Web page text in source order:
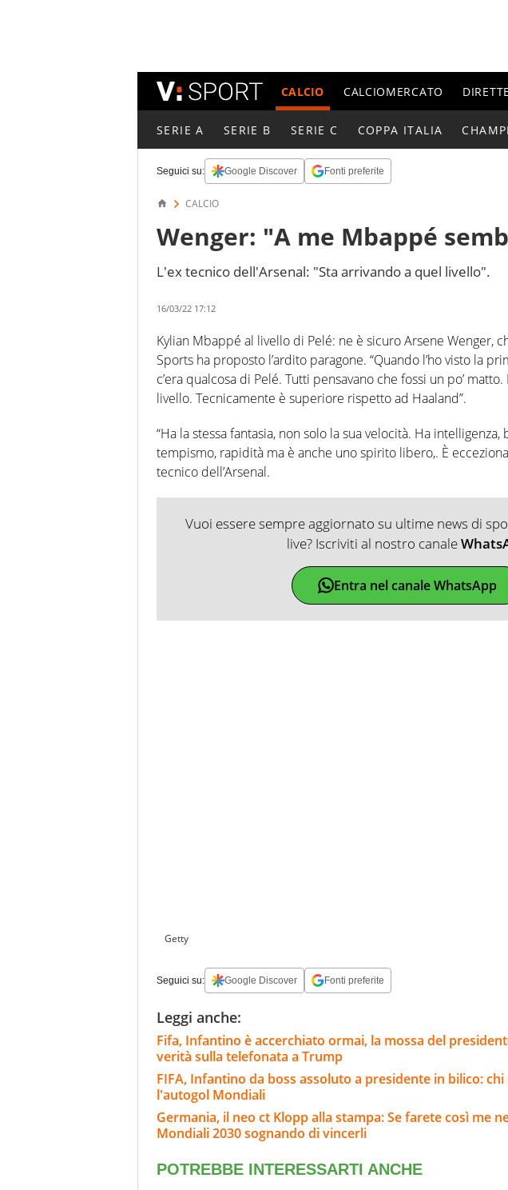
CALCIO CALCIOMERCATO
SERIE A SERIE B SERIE C COPPA ITALIA
Seguici su: Google Discover Fonti preferite
CALCIO
Wenger: "A me Mbappé
L'ex tecnico dell'Arsenal: "Sta arrivando a quel livello".
16/03/22 17:12
Kylian Mbappé al livello di Pelé: ne è sicuro Arsene Wenger,
Sports ha proposto l’ardito paragone. “Quando l’ho visto la
c’era qualcosa di Pelé. Tutti pensavano che fossi un po’
livello. Tecnicamente è superiore rispetto ad Haaland”.
“Ha la stessa fantasia, non solo la sua velocità. Ha
tempismo, rapidità ma è anche uno spirito libero,. È
tecnico dell’Arsenal.
Vuoi essere sempre aggiornato su ultime news di
live? Iscriviti al nostro canale
Entra nel canale WhatsApp
Getty
Seguici su: Google Discover Fonti preferite
Leggi anche:
Fifa, Infantino è accerchiato ormai, la mossa del
verità sulla telefonata a Trump
FIFA, Infantino da boss assoluto a presidente in bilico:
l'autogol Mondiali
Germania, il neo ct Klopp alla stampa: Se farete così me
Mondiali 2030 sognando di vincerli